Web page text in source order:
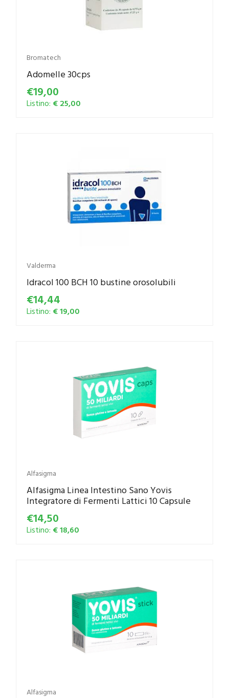
Bromatech
Adomelle 30cps
€19,00
Listino: € 25,00
Valderma
Idracol 100 BCH 10 bustine orosolubili
€14,44
Listino: € 19,00
Alfasigma
Alfasigma Linea Intestino Sano Yovis
Integratore di Fermenti Lattici 10 Capsule
€14,50
Listino: € 18,60
Alfasigma